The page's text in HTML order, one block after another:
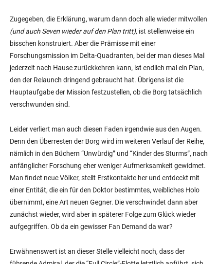
Zugegeben, die Erklärung, warum dann doch alle wieder mitwollen
(und auch Seven wieder auf den Plan tritt), ist stellenweise ein
bisschen konstruiert. Aber die Prämisse mit einer
Forschungsmission im Delta-Quadranten, bei der man dieses Mal
jederzeit nach Hause zurückkehren kann, ist endlich mal ein Plan,
den der Relaunch dringend gebraucht hat. Übrigens ist die
Hauptaufgabe der Mission festzustellen, ob die Borg tatsächlich
verschwunden sind.
Leider verliert man auch diesen Faden irgendwie aus den Augen.
Denn den Überresten der Borg wird im weiteren Verlauf der Reihe,
nämlich in den Büchern “Unwürdig” und “Kinder des Sturms”, nach
anfänglicher Forschung eher weniger Aufmerksamkeit gewidmet.
Man findet neue Völker, stellt Erstkontakte her und entdeckt mit
einer Entität, die ein für den Doktor bestimmtes, weibliches Holo
übernimmt, eine Art neuen Gegner. Die verschwindet dann aber
zunächst wieder, wird aber in späterer Folge zum Glück wieder
aufgegriffen. Ob da ein gewisser Fan Demand da war?
Erwähnenswert ist an dieser Stelle vielleicht noch, dass der